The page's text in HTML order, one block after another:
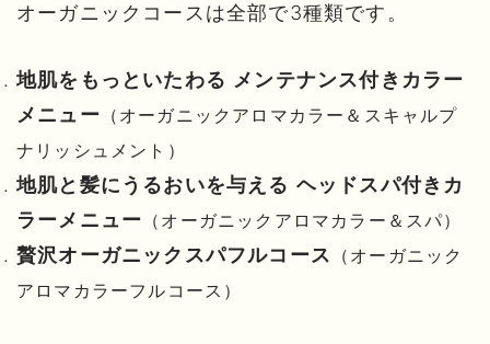
オーガニックコースは全部で3種類です。
地肌をもっといたわる メンテナンス付きカラー
メニュー （オーガニックアロマカラー＆スキャルプ
ナリッシュメント）
地肌と髪にうるおいを与える ヘッドスパ付きカ
ラーメニュー （オーガニックアロマカラー＆スパ）
贅沢オーガニックスパフルコース （オーガニック
アロマカラーフルコース）